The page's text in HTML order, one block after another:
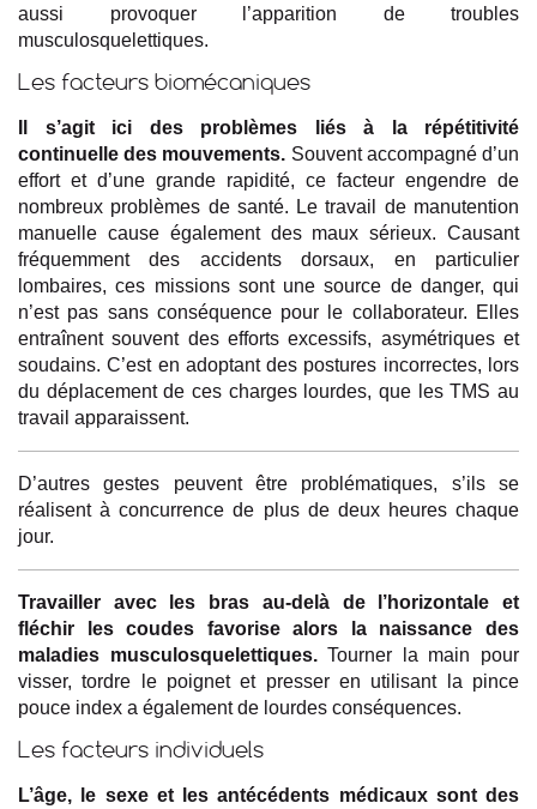
aussi provoquer l’apparition de troubles
musculosquelettiques.
Les facteurs biomécaniques
Il s’agit ici des problèmes liés à la répétitivité
continuelle des mouvements. Souvent accompagné d’un
effort et d’une grande rapidité, ce facteur engendre de
nombreux problèmes de santé. Le travail de manutention
manuelle cause également des maux sérieux. Causant
fréquemment des accidents dorsaux, en particulier
lombaires, ces missions sont une source de danger, qui
n’est pas sans conséquence pour le collaborateur. Elles
entraînent souvent des efforts excessifs, asymétriques et
soudains. C’est en adoptant des postures incorrectes, lors
du déplacement de ces charges lourdes, que les TMS au
travail apparaissent.
D’autres gestes peuvent être problématiques, s’ils se
réalisent à concurrence de plus de deux heures chaque
jour.
Travailler avec les bras au-delà de l’horizontale et
fléchir les coudes favorise alors la naissance des
maladies musculosquelettiques.Tourner la main pour
visser, tordre le poignet et presser en utilisant la pince
pouce index a également de lourdes conséquences.
Les facteurs individuels
L’âge, le sexe et les antécédents médicaux sont des